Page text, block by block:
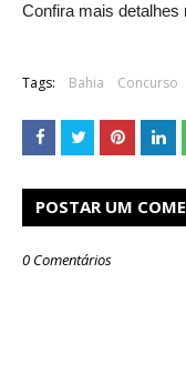
Confira mais
Tags: Bahia Concurso
POSTAR UM
0 Comentários